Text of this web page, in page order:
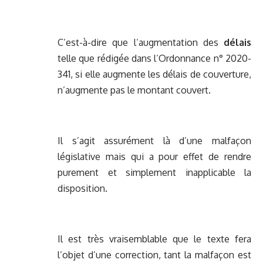
C’est-à-dire que l’augmentation des délais
telle que rédigée dans l’Ordonnance n° 2020-
341, si elle augmente les délais de couverture,
n’augmente pas le montant couvert.
Il s’agit assurément là d’une malfaçon
législative mais qui a pour effet de rendre
purement et simplement inapplicable la
disposition.
Il est très vraisemblable que le texte fera
l’objet d’une correction, tant la malfaçon est